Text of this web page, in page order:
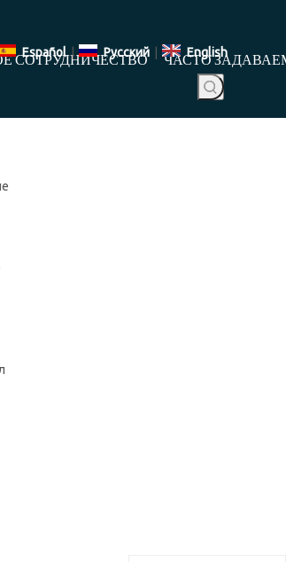
СОТРУДНИЧЕСТВО ЧАСТО
Español | Pусский English